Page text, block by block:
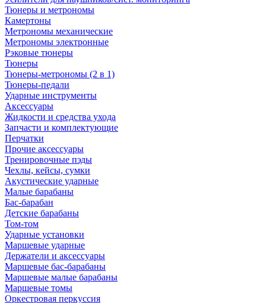
Тюнеры и метрономы
Камертоны
Метрономы механические
Метрономы электронные
Рэковые тюнеры
Тюнеры
Тюнеры-метрономы (2 в 1)
Тюнеры-педали
Ударные инструменты
Аксессуары
Жидкости и средства ухода
Запчасти и комплектующие
Перчатки
Прочие аксессуары
Тренировочные пэды
Чехлы, кейсы, сумки
Акустические ударные
Mалые барабаны
Бас-барабан
Детские барабаны
Том-том
Ударные установки
Маршевые ударные
Держатели и аксессуары
Маршевые бас-барабаны
Маршевые малые барабаны
Маршевые томы
Оркестровая перкуссия